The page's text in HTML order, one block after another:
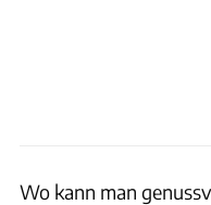
Wo kann man